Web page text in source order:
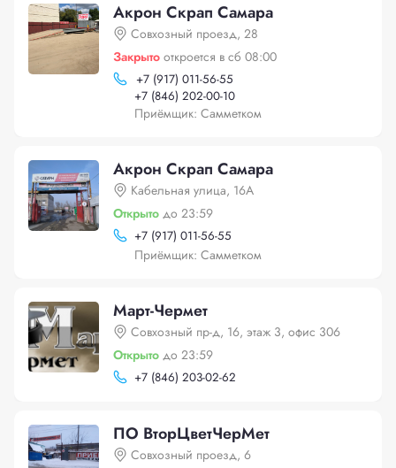
Акрон Скрап Самара
Совхозный проезд, 28
Закрыто откроется в сб 08:00
+7 (917) 011-56-55
+7 (846) 202-00-10
Приёмщик: Самметком
Акрон Скрап Самара
Кабельная улица, 16А
Открыто до 23:59
+7 (917) 011-56-55
Приёмщик: Самметком
Март-Чермет
Совхозный пр-д, 16, этаж 3, офис 306
Открыто до 23:59
+7 (846) 203-02-62
ПО ВторЦветЧерМет
Совхозный проезд, 6